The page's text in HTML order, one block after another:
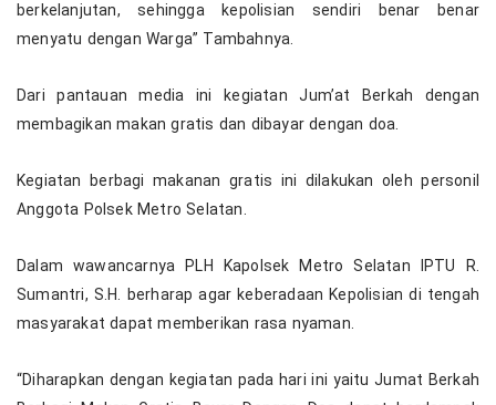
berkelanjutan, sehingga kepolisian sendiri benar benar
menyatu dengan Warga” Tambahnya.
Dari pantauan media ini kegiatan Jum’at Berkah dengan
membagikan makan gratis dan dibayar dengan doa.
Kegiatan berbagi makanan gratis ini dilakukan oleh personil
Anggota Polsek Metro Selatan.
Dalam wawancarnya PLH Kapolsek Metro Selatan IPTU R.
Sumantri, S.H. berharap agar keberadaan Kepolisian di tengah
masyarakat dapat memberikan rasa nyaman.
“Diharapkan dengan kegiatan pada hari ini yaitu Jumat Berkah